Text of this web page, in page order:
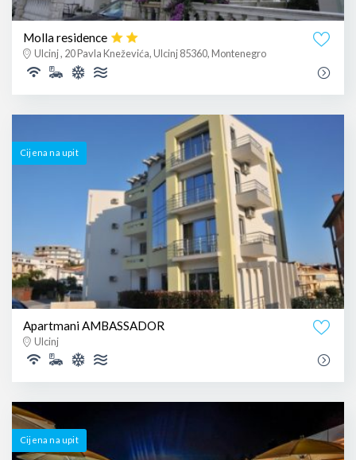
Molla residence
Ulcinj , 20 Pavla Kneževića, Ulcinj 85360, Montenegro
Cijena na upit
Apartmani AMBASSADOR
Ulcinj
Cijena na upit